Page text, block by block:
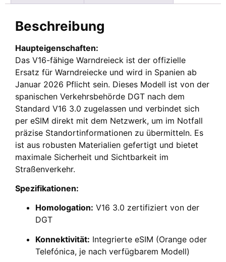
Beschreibung
Haupteigenschaften:
Das V16-fähige Warndreieck ist der offizielle
Ersatz für Warndreiecke und wird in Spanien ab
Januar 2026 Pflicht sein. Dieses Modell ist von der
spanischen Verkehrsbehörde DGT nach dem
Standard V16 3.0 zugelassen und verbindet sich
per eSIM direkt mit dem Netzwerk, um im Notfall
präzise Standortinformationen zu übermitteln. Es
ist aus robusten Materialien gefertigt und bietet
maximale Sicherheit und Sichtbarkeit im
Straßenverkehr.
Spezifikationen:
Homologation: V16 3.0 zertifiziert von der
DGT
Konnektivität: Integrierte eSIM (Orange oder
Telefónica, je nach verfügbarem Modell)